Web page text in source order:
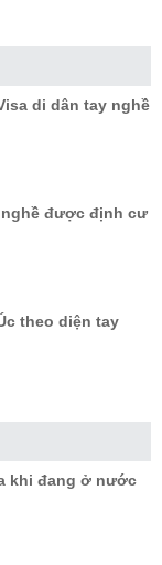
di dân tay nghề
được định cư
theo diện tay
khi đang ở nước